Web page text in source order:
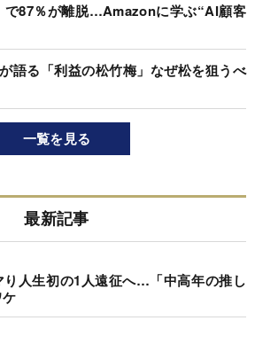
で87％が離脱…Amazonに学ぶ“AI顧客
語る「利益の松竹梅」なぜ松を狙うべ
一覧を見る
最新記事
人生初の1人遠征へ…「中高年の推し